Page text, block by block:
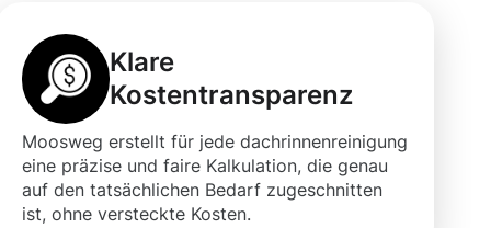
Klare
Kostentransparenz
Moosweg erstellt für jede dachrinnenreinigung
eine präzise und faire Kalkulation, die genau
auf den tatsächlichen Bedarf zugeschnitten
ist, ohne versteckte Kosten.